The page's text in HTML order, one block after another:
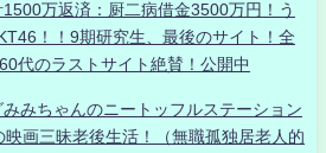
万返済：厨二病借金3500万円！う
！！9期研究生、最後のサイト！全
代のラストサイト絶賛！公開中
みちゃんのニートッフルステーション
画三昧老後生活！（無職孤独居老人的